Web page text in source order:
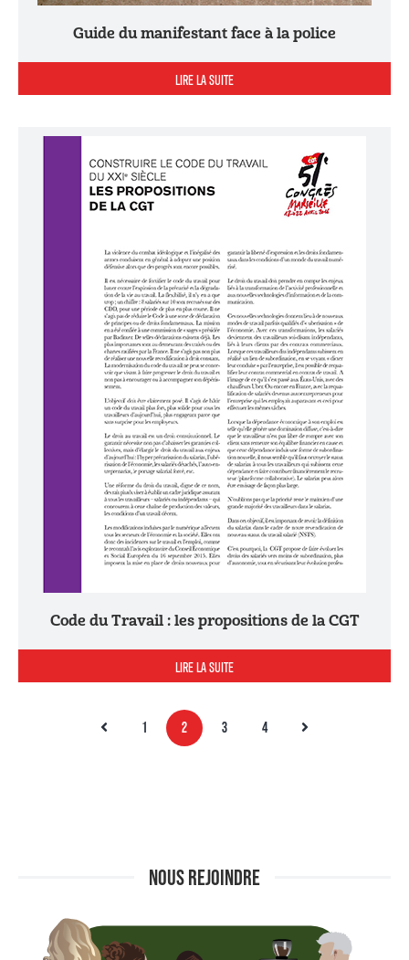
Guide du manifestant face à la police
LIRE LA SUITE
Code du Travail : les propositions de la CGT
LIRE LA SUITE
1 2 3 4
NOUS REJOINDRE